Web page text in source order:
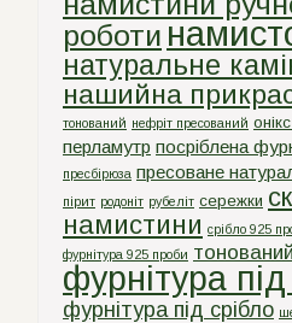
роботи
натуральне
нашийна
тонований нефріт пресований
перламутр посріблена
пресбірюза пресоване
пірит родоніт рубеліт сережки
намистини срiбло 925
фурнiтура 925 проби
фурнітура
фурнітура під срібло